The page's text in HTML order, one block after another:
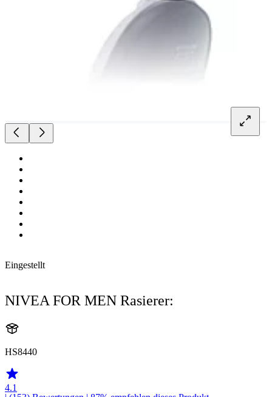
Eingestellt
NIVEA FOR MEN Rasierer:
HS8440
4.1